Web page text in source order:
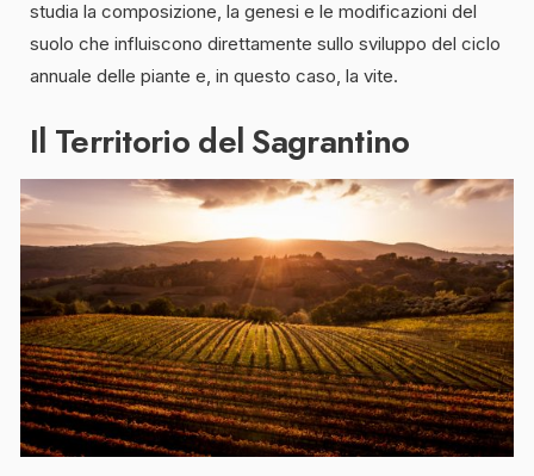
studia la composizione, la genesi e le modificazioni del
suolo che influiscono direttamente sullo sviluppo del ciclo
annuale delle piante e, in questo caso, la vite.
Il Territorio del Sagrantino